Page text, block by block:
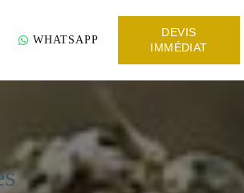
WHATSAPP
DEVIS
IMMÉDIAT